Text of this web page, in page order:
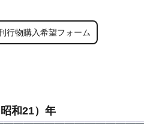
行物購入希望フォーム
和21）年